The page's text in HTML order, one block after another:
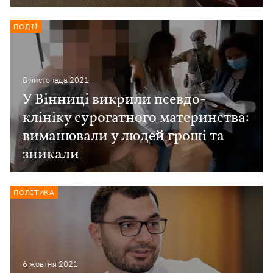
8 листопада 2021
У Вінниці викрили псевдо-
клініку сурогатного материнства:
виманювали у людей гроші та
зникали
ПОДІЇ
6 жовтня 2021
ПОЛІТИКА